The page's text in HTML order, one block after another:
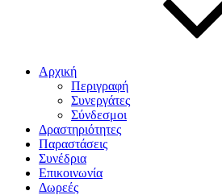
Αρχική
Περιγραφή
Συνεργάτες
Σύνδεσμοι
Δραστηριότητες
Παραστάσεις
Συνέδρια
Επικοινωνία
Δωρεές